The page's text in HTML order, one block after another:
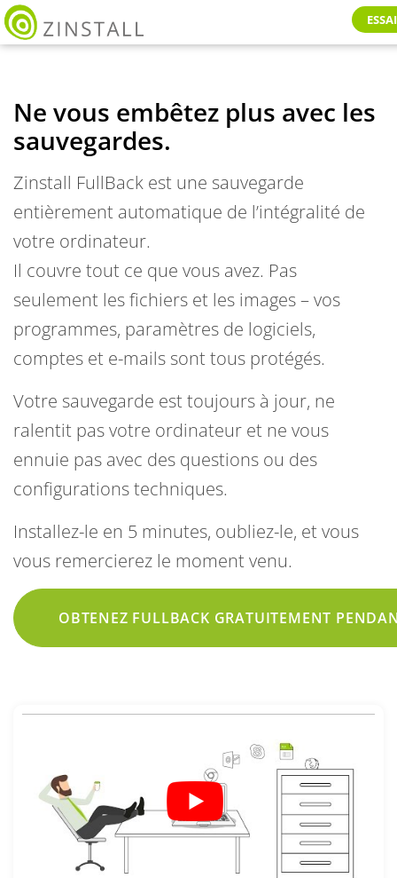
Ne vous embêtez plus avec les
sauvegardes.
Zinstall FullBack est une sauvegarde
entièrement automatique de l’intégralité de
votre ordinateur.
Il couvre tout ce que vous avez. Pas
seulement les fichiers et les images – vos
programmes, paramètres de logiciels,
comptes et e-mails sont tous protégés.
Votre sauvegarde est toujours à jour, ne
ralentit pas votre ordinateur et ne vous
ennuie pas avec des questions ou des
configurations techniques.
Installez-le en 5 minutes, oubliez-le, et vous
vous remercierez le moment venu.
OBTENEZ FULLBACK GRATUITEMENT